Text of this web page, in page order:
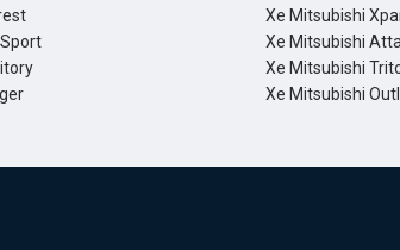
Xe Mitsubishi
Xe Mitsubishi
Xe Mitsubishi
Xe Mitsubishi